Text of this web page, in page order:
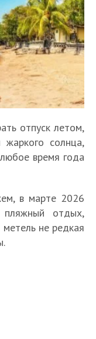
отпуск летом,
солнца,
время года
в марте 2026
пляжный отдых,
не редкая